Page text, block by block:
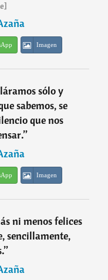
Imagen
sólo y
sabemos, se
que nos
”
Imagen
ni menos felices
sencillamente,
”